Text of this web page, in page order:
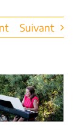
Suivant